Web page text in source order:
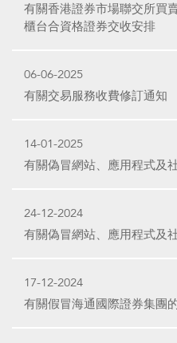
有關香港證券市場聯交所買
櫃台合資格證券交收安排
06-06-2025
有關交易服務收費修訂通知
14-01-2025
有關偽冒網站、應用程式及
24-12-2024
有關偽冒網站、應用程式及
17-12-2024
有關假冒海通國際證券集團